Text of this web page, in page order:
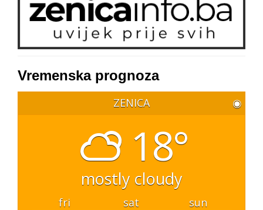
Vremenska prognoza
ZENICA ◉
18°
mostly cloudy
fri sat
sun